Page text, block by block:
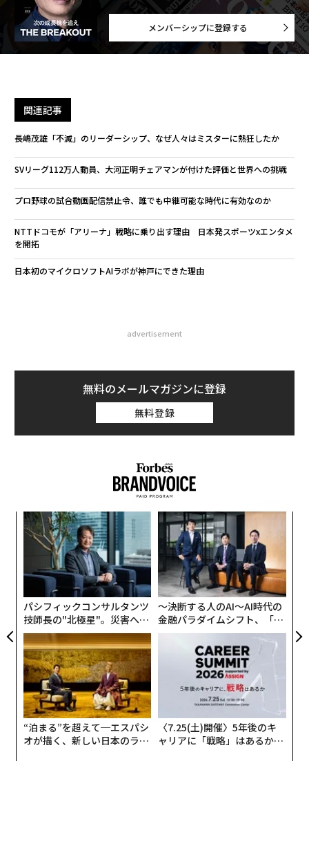
メンバーシップに登録する
関連記事
長嶋茂雄「不滅」のリーダーシップ、なぜ人々はミスターに熱狂したか
SVリーグ112万人動員、大河正明チェアマンが付けた評価と世界への挑戦
プロ野球の試合動画配信禁止令、誰でも中継可能な時代に有効なのか
NTTドコモが「アリーナ」戦略に乗り出す理由 日本発スポーツxエンタメ
を開拓
日本初のマイクロソフトAIラボが神戸にできた理由
advertisement
無料のメールマガジンに登録
無料登録
パシフィックコンサルタンツ
技師長の"北極星"。災害への
無力感を乗り越え見つけた、
防災一筋20年の答え
〜決断する人のAI〜AI時代の
金融パラダイムシフト、「超
個別化」の核心 【MUFG×ウ
ェルスナビ×PwC】
“泊まる”を超えて─エスパシ
オが描く、新しい日本のラグ
〈7.25(土)開催〉5年後のキ
ャリアに「戦略」はあるか。